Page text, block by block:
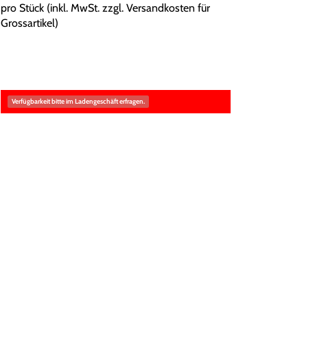
pro Stück (inkl. MwSt. zzgl. Versandkosten für
Grossartikel)
Verfügbarkeit bitte im Ladengeschäft erfragen.